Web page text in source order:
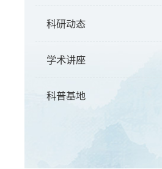
科研动态
学术讲座
科普基地